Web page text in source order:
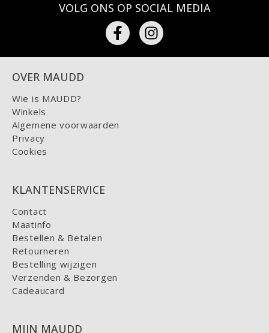
VOLG ONS OP SOCIAL MEDIA
OVER MAUDD
Wie is MAUDD?
Winkels
Algemene voorwaarden
Privacy
Cookies
KLANTENSERVICE
Contact
Maatinfo
Bestellen & Betalen
Retourneren
Bestelling wijzigen
Verzenden & Bezorgen
Cadeaucard
MIJN MAUDD